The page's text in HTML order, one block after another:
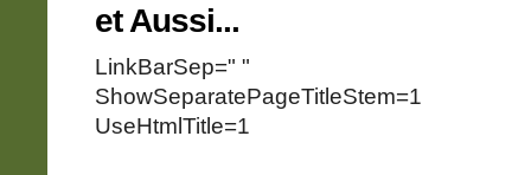
et Aussi...
LinkBarSep=" "
ShowSeparatePageTitleStem=1
UseHtmlTitle=1